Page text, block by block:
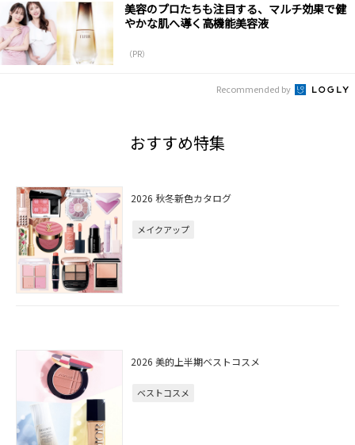
美容のプロたちも注目する、マルチ効果で健
やかな肌へ導く高機能美容液
（PR）
Recommended by
おすすめ特集
2026 秋冬新色カタログ
メイクアップ
2026 美的上半期ベストコスメ
ベストコスメ